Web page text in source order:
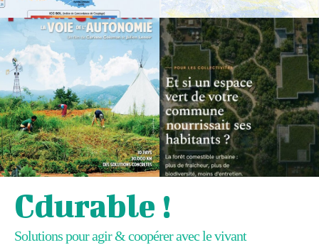
Cdurable !
Solutions pour agir & coopérer avec le vivant